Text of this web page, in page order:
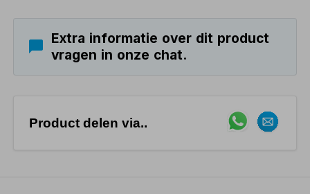
Extra informatie over dit product
vragen in onze chat.
Product delen via..